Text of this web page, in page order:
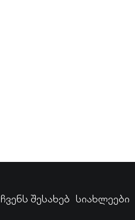
ჩვენს შესახებ სიახლეები